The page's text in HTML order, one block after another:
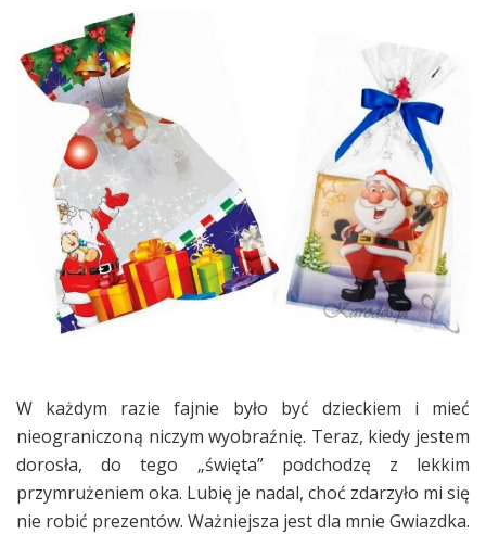
W każdym razie fajnie było być dzieckiem i mieć
nieograniczoną niczym wyobraźnię. Teraz, kiedy jestem
dorosła, do tego „święta” podchodzę z lekkim
przymrużeniem oka. Lubię je nadal, choć zdarzyło mi się
nie robić prezentów. Ważniejsza jest dla mnie Gwiazdka.